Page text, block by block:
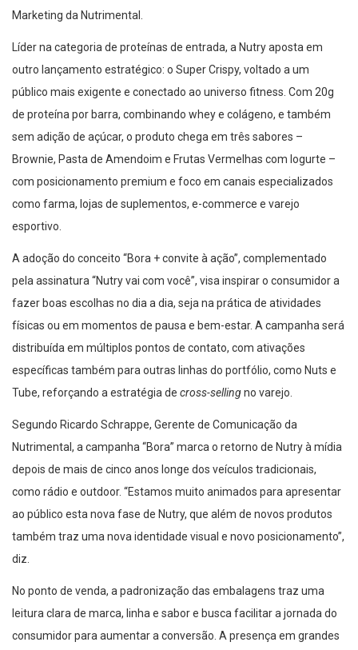
Marketing da Nutrimental.
Líder na categoria de proteínas de entrada, a Nutry aposta em
outro lançamento estratégico: o Super Crispy, voltado a um
público mais exigente e conectado ao universo fitness. Com 20g
de proteína por barra, combinando whey e colágeno, e também
sem adição de açúcar, o produto chega em três sabores –
Brownie, Pasta de Amendoim e Frutas Vermelhas com Iogurte –
com posicionamento premium e foco em canais especializados
como farma, lojas de suplementos, e-commerce e varejo
esportivo.
A adoção do conceito “Bora + convite à ação”, complementado
pela assinatura “Nutry vai com você”, visa inspirar o consumidor a
fazer boas escolhas no dia a dia, seja na prática de atividades
físicas ou em momentos de pausa e bem-estar. A campanha será
distribuída em múltiplos pontos de contato, com ativações
específicas também para outras linhas do portfólio, como Nuts e
Tube, reforçando a estratégia de cross-sellingno varejo.
Segundo Ricardo Schrappe, Gerente de Comunicação da
Nutrimental, a campanha “Bora” marca o retorno de Nutry à mídia
depois de mais de cinco anos longe dos veículos tradicionais,
como rádio e outdoor. “Estamos muito animados para apresentar
ao público esta nova fase de Nutry, que além de novos produtos
também traz uma nova identidade visual e novo posicionamento”,
diz.
No ponto de venda, a padronização das embalagens traz uma
leitura clara de marca, linha e sabor e busca facilitar a jornada do
consumidor para aumentar a conversão. A presença em grandes